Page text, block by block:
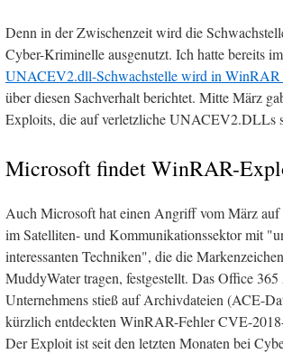
Denn in der Zwischenzeit wird die
Cyber-Kriminelle ausgenutzt. Ich hatte bereits
UNACEV2.dll-Schwachstelle wird in
über diesen Sachverhalt berichtet. Mitte März
Exploits, die auf verletzliche UNACEV2.DLLs
Microsoft findet WinRAR-
Auch Microsoft hat einen Angriff vom März
im Satelliten- und Kommunikationssektor mit
interessanten Techniken", die die
MuddyWater tragen, festgestellt. Das Office
Unternehmens stieß auf Archivdateien (ACE-
kürzlich entdeckten WinRAR-Fehler CVE-
Der Exploit ist seit den letzten Monaten bei